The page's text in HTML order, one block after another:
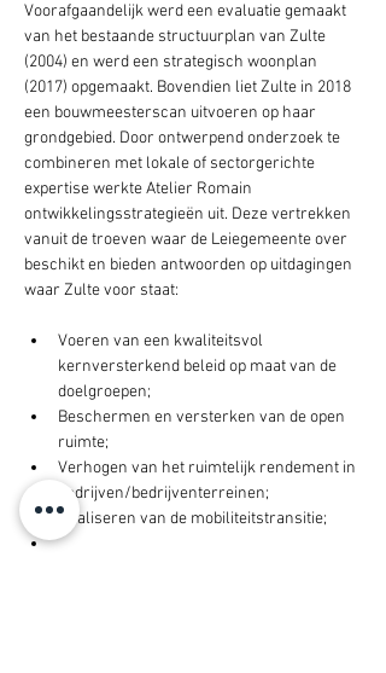
Voorafgaandelijk werd een evaluatie gemaakt
van het bestaande structuurplan van Zulte
(2004) en werd een strategisch woonplan
(2017) opgemaakt. Bovendien liet Zulte in 2018
een bouwmeesterscan uitvoeren op haar
grondgebied. Door ontwerpend onderzoek te
combineren met lokale of sectorgerichte
expertise werkte Atelier Romain
ontwikkelingsstrategieën uit. Deze vertrekken
vanuit de troeven waar de Leiegemeente over
beschikt en bieden antwoorden op uitdagingen
waar Zulte voor staat:
Voeren van een kwaliteitsvol
kernversterkend beleid op maat van de
doelgroepen;
Beschermen en versterken van de open
ruimte;
Verhogen van het ruimtelijk rendement in
bedrijven/bedrijventerreinen;
Realiseren van de mobiliteitstransitie;